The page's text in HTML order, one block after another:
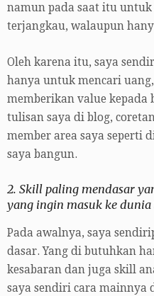
namun pada saat itu
terjangkau, walaupun
Oleh karena itu, saya
hanya untuk mencari
memberikan value
tulisan saya di blog,
member area saya seperti
saya bangun.
2. Skill paling mendasar
yang ingin masuk ke dunia
Pada awalnya, saya
dasar. Yang di butuhkan
kesabaran dan juga skill
saya sendiri cara mainnya